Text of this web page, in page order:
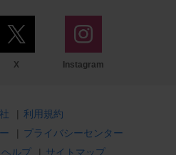
X Instagram
| 利用規約
| プライバシーセンター
ヘルプ | サイトマップ